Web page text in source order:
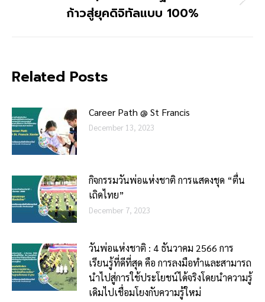
ก้าวสู่ยุคดิจิทัลแบบ 100%
Related Posts
Career Path @ St Francis
December 13, 2023
กิจกรรมวันพ่อแห่งชาติ การแสดงชุด “ตื่น
เถิดไทย”
December 7, 2023
วันพ่อแห่งชาติ : 4 ธันวาคม 2566 ​การ
เรียนรู้ที่ดีที่สุด คือ การลงมือทำและสามารถ
นำไปสู่การใช้ประโยชน์ได้จริงโดยนำความรู้
เดิมไปเชื่อมโยงกับความรู้ใหม่